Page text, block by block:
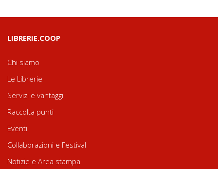
LIBRERIE.COOP
Chi siamo
Le Librerie
Servizi e vantaggi
Raccolta punti
Eventi
Collaborazioni e Festival
Notizie e Area stampa